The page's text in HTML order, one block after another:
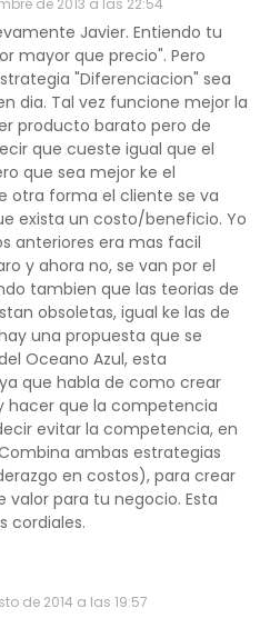
de 2013 a las 22:54
Javier. Entiendo tu
mayor que precio". Pero
"Diferenciacion" sea
dia. Tal vez funcione mejor la
producto barato pero de
que cueste igual que el
que sea mejor ke el
otra forma el cliente se va
exista un costo/beneficio. Yo
anteriores era mas facil
y ahora no, se van por el
tambien que las teorias de
obsoletas, igual ke las de
una propuesta que se
Oceano Azul, esta
que habla de como crear
hacer que la competencia
evitar la competencia, en
ambas estrategias
en costos), para crear
valor para tu negocio. Esta
cordiales.
de 2014 a las 19:57